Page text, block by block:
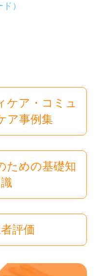
）
ケア・コミュ
ア事例集
ための基礎知
識
評価